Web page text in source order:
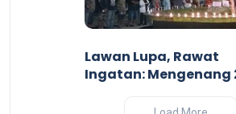
Lawan Lupa, Rawat
Ingatan: Mengenang
Pembantaian Massal